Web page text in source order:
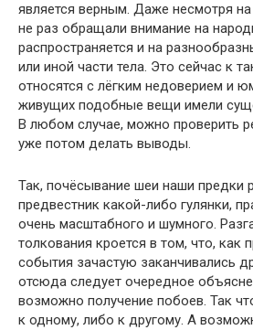
является верным. Даже несмотря
не раз обращали внимание на
распространяется и на
или иной части тела. Это сейчас к
относятся с лёгким недоверием и
живущих подобные вещи имели
В любом случае, можно проверить
уже потом делать выводы.
Так, почёсывание шеи наши предки
предвестник какой-либо гулянки,
очень масштабного и шумного.
толкования кроется в том, что, как
события зачастую заканчивались
отсюда следует очередное
возможно получение побоев. Так
к одному, либо к другому. А